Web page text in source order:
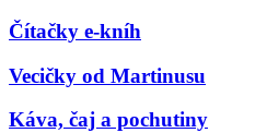
Čítačky e-kníh
Vecičky od Martinusu
Káva, čaj a pochutiny